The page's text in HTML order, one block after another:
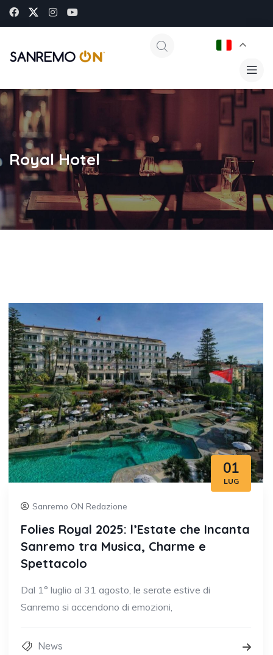
Royal Hotel
01
LUG
Sanremo ON Redazione
Folies Royal 2025: l’Estate che Incanta
Sanremo tra Musica, Charme e
Spettacolo
Dal 1° luglio al 31 agosto, le serate estive di
Sanremo si accendono di emozioni,
News